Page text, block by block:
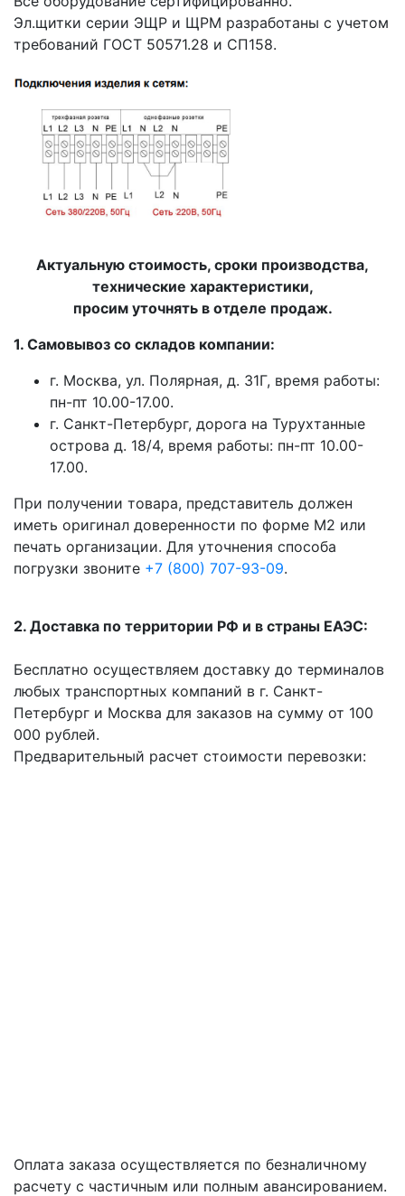
Эл.щитки серии ЭЩР и ЩРМ разработаны с учетом
требований ГОСТ 50571.28 и СП158.
Актуальную стоимость, сроки производства,
технические характеристики,
просим уточнять в отделе продаж.
1. Самовывоз со складов компании:
г. Москва, ул. Полярная, д. 31Г, время работы:
пн-пт 10.00-17.00.
г. Санкт-Петербург, дорога на Турухтанные
острова д. 18/4, время работы: пн-пт 10.00-
17.00.
При получении товара, представитель должен
иметь оригинал доверенности по форме М2 или
печать организации. Для уточнения способа
погрузки звоните +7 (800) 707-93-09.
2. Доставка по территории РФ и в страны ЕАЭС:
Бесплатно осуществляем доставку до терминалов
любых транспортных компаний в г. Санкт-
Петербург и Москва для заказов на сумму от 100
000 рублей.
Предварительный расчет стоимости перевозки:
Оплата заказа осуществляется по безналичному
расчету с частичным или полным авансированием.